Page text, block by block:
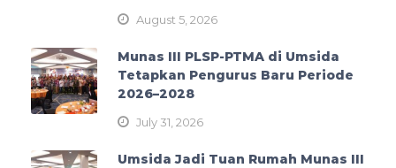
August 5, 2026
Munas III PLSP-PTMA di Umsida
Tetapkan Pengurus Baru Periode
2026–2028
July 31, 2026
Umsida Jadi Tuan Rumah Munas III